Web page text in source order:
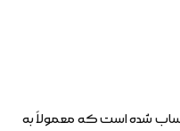
حساب شده است که معمولاً به